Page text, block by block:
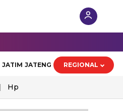
JATIM JATENG REGIONAL
Hp